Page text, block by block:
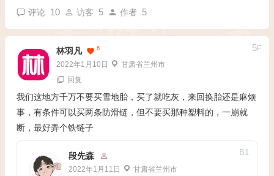
评论 10 访客 5 作者 5
林羽凡 6
2022年1月10日 甘肃省兰州市
5F
回复
我们这地方千万不要买雪地胎，买了就吃灰，来回换胎还是麻烦
事，有条件可以买两条防滑链，但不要买那种塑料的，一崩就
断，最好弄个铁链子
段先森
2022年1月11日 甘肃省兰州市
B1